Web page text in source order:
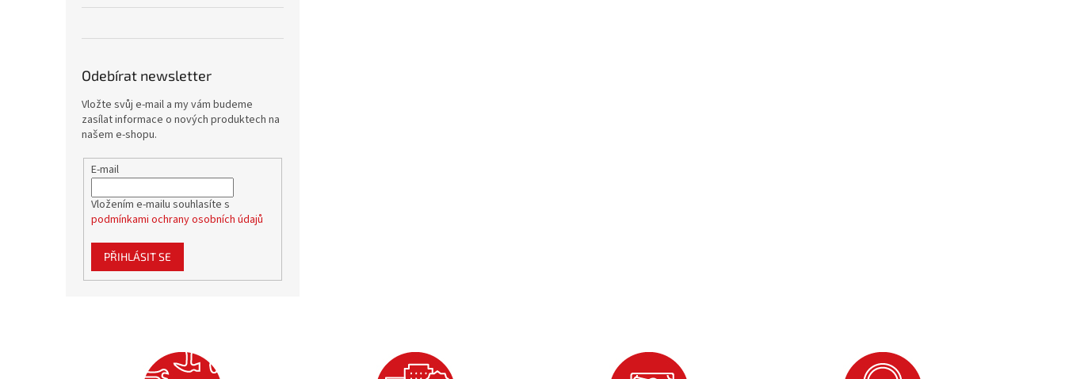
Odebírat newsletter
Vložte svůj e-mail a my vám budeme
zasílat informace o nových produktech na
našem e-shopu.
E-mail
Vložením e-mailu souhlasíte s
podmínkami ochrany osobních údajů
PŘIHLÁSIT SE